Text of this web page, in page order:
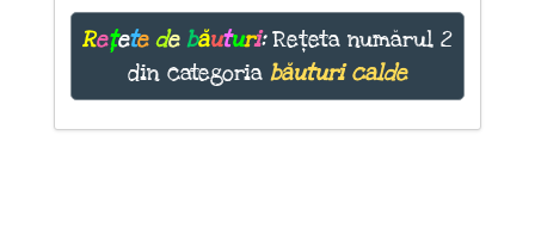
Rețete de băuturi:Rețeta numărul 2
din categoria băuturi calde